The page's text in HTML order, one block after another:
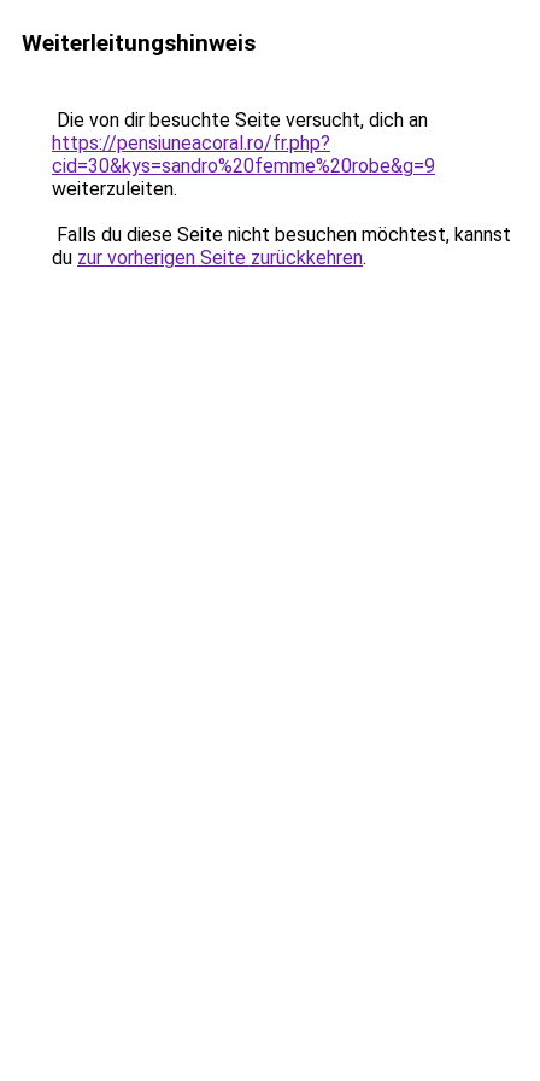
Weiterleitungshinweis
Die von dir besuchte Seite versucht, dich an
https://pensiuneacoral.ro/fr.php?
cid=30&kys=sandro%20femme%20robe&g=9
weiterzuleiten.
Falls du diese Seite nicht besuchen möchtest, kannst
du zur vorherigen Seite zurückkehren.